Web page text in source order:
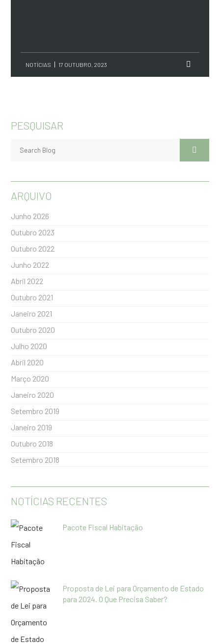
NOTÍCIAS 17 OUTUBRO, 2023
PESQUISAR
ARQUIVO
Junho 2026
Outubro 2023
Outubro 2022
Junho 2022
Abril 2022
Outubro 2021
Janeiro 2021
Outubro 2020
Julho 2020
Abril 2020
Março 2020
Janeiro 2020
Setembro 2019
Janeiro 2019
Outubro 2018
Setembro 2018
NOTÍCIAS RECENTES
Pacote Fiscal Habitação
Proposta de Lei para Orçamento de Estado
para 2024. O Que Precisa Saber?